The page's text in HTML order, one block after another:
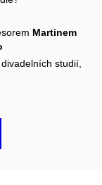
Martinem
studií,